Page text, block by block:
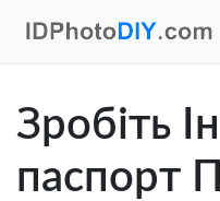
Зробіть
паспорт